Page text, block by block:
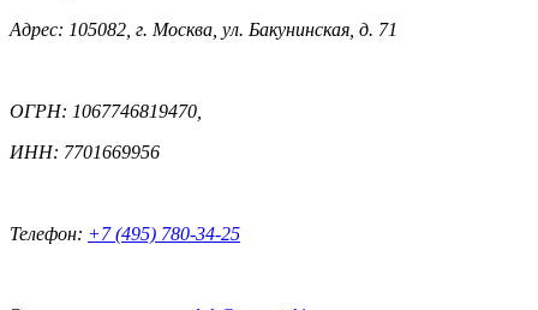
Адрес: 105082, г. Москва, ул. Бакунинская, д. 71
ОГРН: 1067746819470,
ИНН: 7701669956
Телефон: +7 (495) 780-34-25